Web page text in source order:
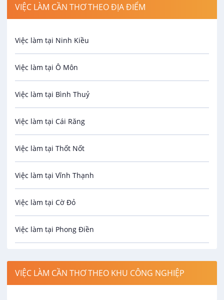
Spa
Bảo Vệ
An toàn lao động
Bảo hiểm
Biên phiên dịch
Bưu chính viễn thông
Cơ khí
Công nghệ sinh học
Công nghệ thực phẩm
Điện / Điện tử / Điện lạnh
Hàng hải / Hàng không
VIỆC LÀM CẦN THƠ THEO ĐỊA ĐIỂM
Việc làm tại Ninh Kiều
Việc làm tại Ô Môn
Việc làm tại Bình Thuỷ
Việc làm tại Cái Răng
Việc làm tại Thốt Nốt
Việc làm tại Vĩnh Thạnh
Việc làm tại Cờ Đỏ
Việc làm tại Phong Điền
Việc làm tại Cái Khế
VIỆC LÀM CẦN THƠ THEO KHU CÔNG NGHIỆP